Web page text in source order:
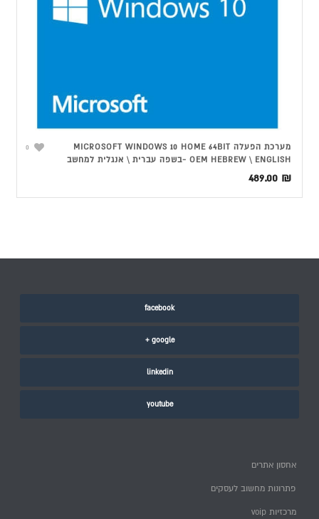
0
מערכת הפעלה MICROSOFT WINDOWS 10 HOME 64BIT
OEM HEBREW \ ENGLISH -בשפה עברית \ אנגלית למחשב
489.00 ₪
facebook
google +
linkedin
youtube
אחסון אתרים
פתרונות מחשוב לעסקים
מרכזיות voip